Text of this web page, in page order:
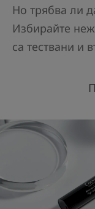
Но трябва ли
Избирайте
са тествани и